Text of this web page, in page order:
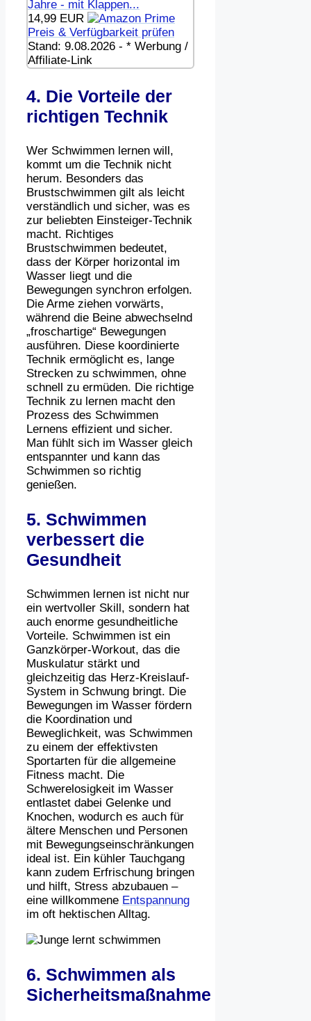
Jahre - mit Klappen...
14,99 EUR
Preis & Verfügbarkeit prüfen
Stand: 9.08.2026 - * Werbung /
Affiliate-Link
4. Die Vorteile der
richtigen Technik
Wer Schwimmen lernen will,
kommt um die Technik nicht
herum. Besonders das
Brustschwimmen gilt als leicht
verständlich und sicher, was es
zur beliebten Einsteiger-Technik
macht. Richtiges
Brustschwimmen bedeutet,
dass der Körper horizontal im
Wasser liegt und die
Bewegungen synchron erfolgen.
Die Arme ziehen vorwärts,
während die Beine abwechselnd
„froschartige“ Bewegungen
ausführen. Diese koordinierte
Technik ermöglicht es, lange
Strecken zu schwimmen, ohne
schnell zu ermüden. Die richtige
Technik zu lernen macht den
Prozess des Schwimmen
Lernens effizient und sicher.
Man fühlt sich im Wasser gleich
entspannter und kann das
Schwimmen so richtig
genießen.
5. Schwimmen
verbessert die
Gesundheit
Schwimmen lernen ist nicht nur
ein wertvoller Skill, sondern hat
auch enorme gesundheitliche
Vorteile. Schwimmen ist ein
Ganzkörper-Workout, das die
Muskulatur stärkt und
gleichzeitig das Herz-Kreislauf-
System in Schwung bringt. Die
Bewegungen im Wasser fördern
die Koordination und
Beweglichkeit, was Schwimmen
zu einem der effektivsten
Sportarten für die allgemeine
Fitness macht. Die
Schwerelosigkeit im Wasser
entlastet dabei Gelenke und
Knochen, wodurch es auch für
ältere Menschen und Personen
mit Bewegungseinschränkungen
ideal ist. Ein kühler Tauchgang
kann zudem Erfrischung bringen
und hilft, Stress abzubauen –
eine willkommene Entspannung
im oft hektischen Alltag.
6. Schwimmen als
Sicherheitsmaßnahme